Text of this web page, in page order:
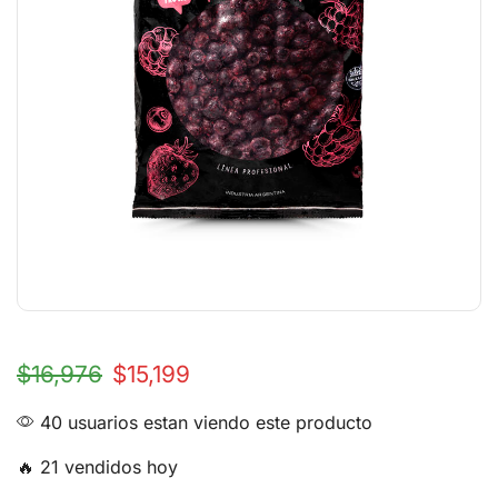
$16,976 $15,199
40 usuarios estan viendo este producto
🔥 21 vendidos hoy